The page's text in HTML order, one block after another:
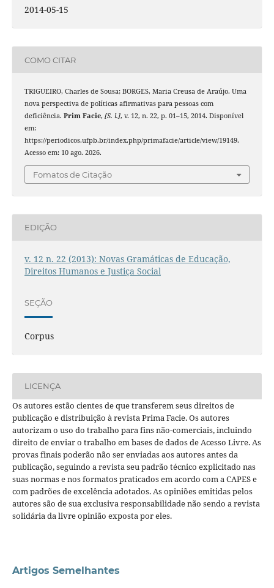
2014-05-15
COMO CITAR
TRIGUEIRO, Charles de Sousa; BORGES, Maria Creusa de Araújo. Uma
nova perspectiva de políticas afirmativas para pessoas com
deficiência. Prim Facie, [S. l.], v. 12, n. 22, p. 01–15, 2014. Disponível
em:
https://periodicos.ufpb.br/index.php/primafacie/article/view/19149.
Acesso em: 10 ago. 2026.
Fomatos de Citação
EDIÇÃO
v. 12 n. 22 (2013): Novas Gramáticas de Educação,
Direitos Humanos e Justiça Social
SEÇÃO
Corpus
LICENÇA
Os autores estão cientes de que transferem seus direitos de
publicação e distribuição à revista Prima Facie. Os autores
autorizam o uso do trabalho para fins não-comerciais, incluindo
direito de enviar o trabalho em bases de dados de Acesso Livre. As
provas finais poderão não ser enviadas aos autores antes da
publicação, seguindo a revista seu padrão técnico explicitado nas
suas normas e nos formatos praticados em acordo com a CAPES e
com padrões de excelência adotados. As opiniões emitidas pelos
autores são de sua exclusiva responsabilidade não sendo a revista
solidária da livre opinião exposta por eles.
Artigos Semelhantes